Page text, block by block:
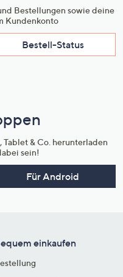
Bestellungen sowie deine
Kundenkonto
Bestell-Status
& Co. herunterladen
sein!
Für Android
einkaufen